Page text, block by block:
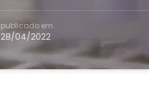
publicado em
28/04/2022